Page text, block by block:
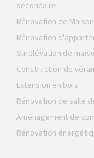
secondaire
Rénovation de Maison
Rénovation
Surélévation de
Construction de
Extension en bois
Rénovation de salle
Aménagement de
Rénovation